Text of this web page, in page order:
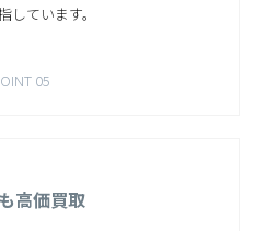
しています。
05
高価買取